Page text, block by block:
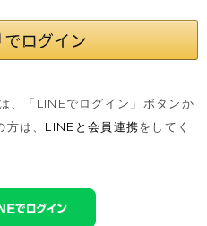
、「LINEでログイン」ボタンか
は、 LINEと会員連携をしてく